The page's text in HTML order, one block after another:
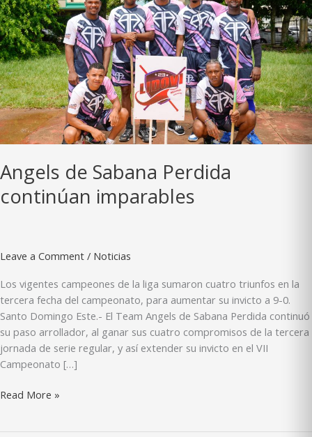
Angels de Sabana Perdida
continúan imparables
Leave a Comment / Noticias
Los vigentes campeones de la liga sumaron cuatro triunfos en la
tercera fecha del campeonato, para aumentar su invicto a 9-0.
Santo Domingo Este.- El Team Angels de Sabana Perdida continuó
su paso arrollador, al ganar sus cuatro compromisos de la tercera
jornada de serie regular, y así extender su invicto en el VII
Campeonato […]
Angels
Read More »